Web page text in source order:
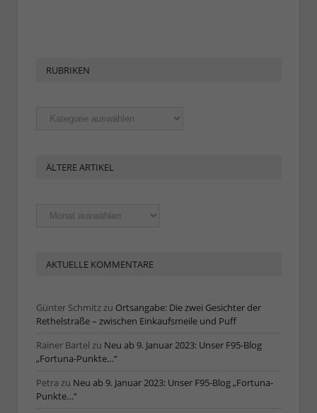
RUBRIKEN
Rubriken
ÄLTERE ARTIKEL
Ältere
Artikel
AKTUELLE KOMMENTARE
Günter Schmitzzu Ortsangabe: Die zwei Gesichter der
Rethelstraße – zwischen Einkaufsmeile und Puff
Rainer Bartel zu Neu ab 9. Januar 2023: Unser F95-Blog
„Fortuna-Punkte…“
Petra zu Neu ab 9. Januar 2023: Unser F95-Blog „Fortuna-
Punkte…“